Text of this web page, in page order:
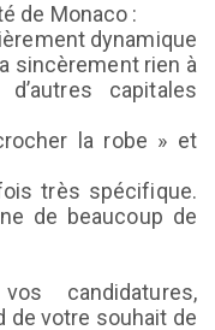
de Monaco :
dynamique
sincèrement rien à
capitales
la robe » et
très spécifique.
de beaucoup de
candidatures,
de votre souhait de